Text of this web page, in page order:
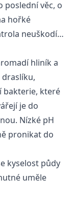
poslední věc, o
hořké
neuškodí…
hliník a
bakterie, které
je do
Nízké pH
pronikat do
kyselost půdy
uměle